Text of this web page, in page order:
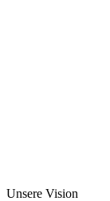
Unsere Vision